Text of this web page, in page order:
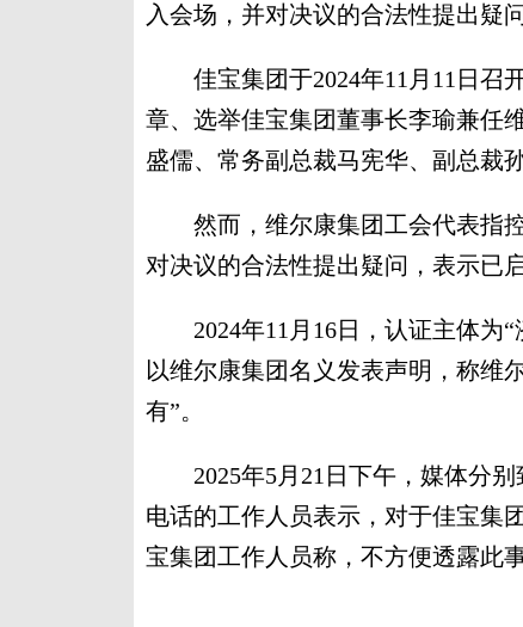
入会场，并对决议的合法性提出疑
佳宝集团于2024年11月11日召
章、选举佳宝集团董事长李瑜兼任
盛儒、常务副总裁马宪华、副总裁
然而，维尔康集团工会代表指控
对决议的合法性提出疑问，表示已
2024年11月16日，认证主体为“
以维尔康集团名义发表声明，称维
有”。
2025年5月21日下午，媒体分别
电话的工作人员表示，对于佳宝集
宝集团工作人员称，不方便透露此